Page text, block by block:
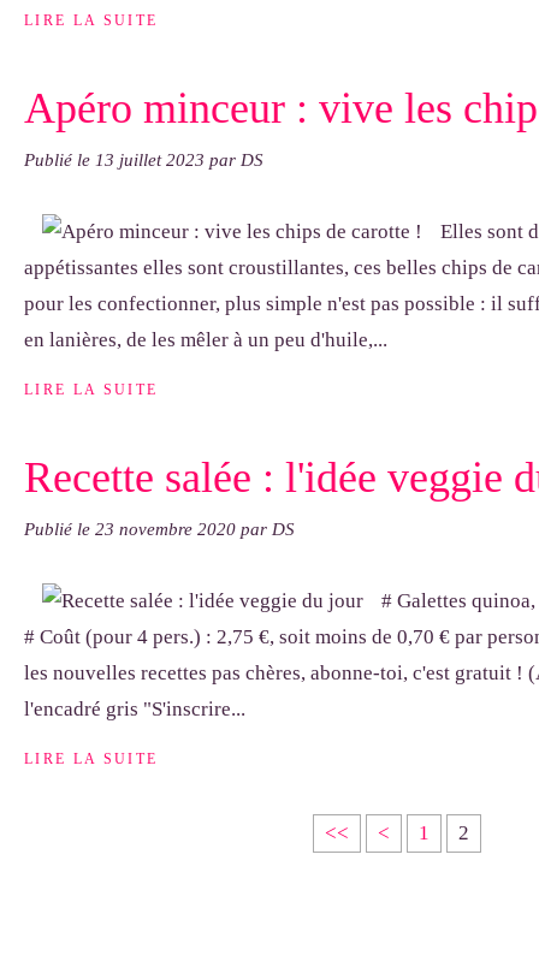
LIRE LA SUITE
Apéro minceur : vive les
Publié le 13 juillet 2023 par DS
Elles sont
appétissantes elles sont croustillantes, ces belles chips de
pour les confectionner, plus simple n'est pas possible : il
en lanières, de les mêler à un peu d'huile,...
LIRE LA SUITE
Recette salée : l'idée veggie
Publié le 23 novembre 2020 par DS
# Galettes
# Coût (pour 4 pers.) : 2,75 €, soit moins de 0,70 € par
les nouvelles recettes pas chères, abonne-toi, c'est gratuit !
l'encadré gris "S'inscrire...
LIRE LA SUITE
<< < 1 2